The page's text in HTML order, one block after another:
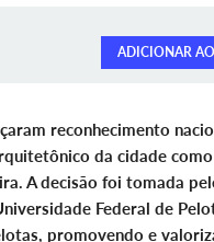
ADICIONAR
reconhecimento
da cidade
A decisão foi tomada
Federal de
promovendo e